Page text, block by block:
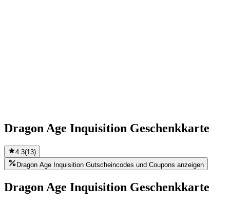
Dragon Age Inquisition Geschenkkarte
4.3(13)
Dragon Age Inquisition Gutscheincodes und Coupons anzeigen
Dragon Age Inquisition Geschenkkarte